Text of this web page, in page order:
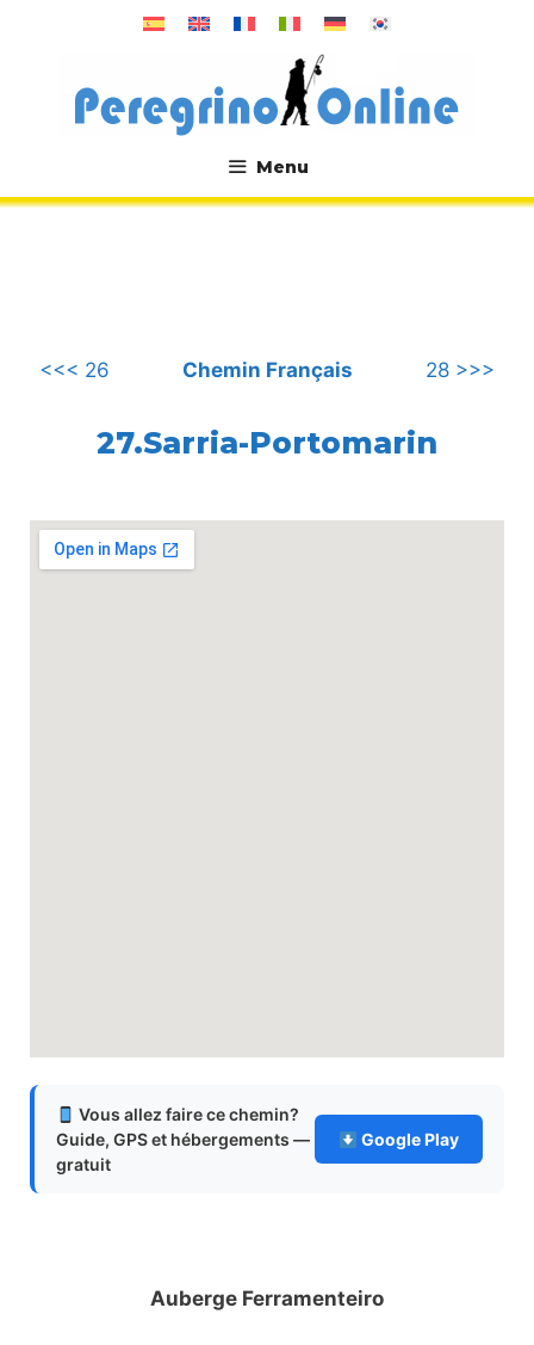
Menu
.
<<< 26 Chemin Français 28 >>>
27.Sarria-Portomarin
Vous allez faire ce chemin?
Guide, GPS et hébergements —
gratuit
Google Play
Auberge Ferramenteiro